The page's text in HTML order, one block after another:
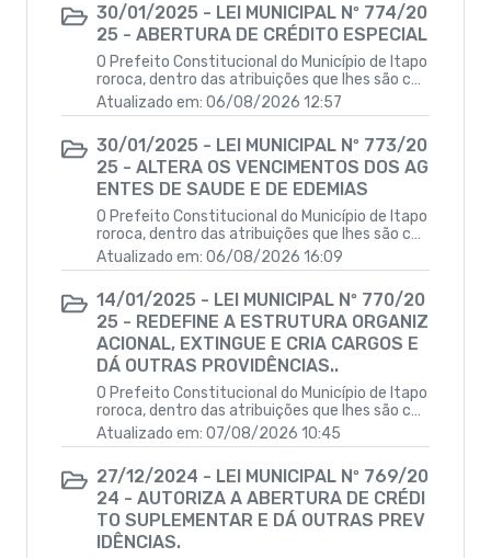
PPA - Plano Purianual
QDD - Quadro de Detalhamento da Despesa
RGF - Relatório de Gestão Fiscal
RREO - Relatório Resumido de Execução
Orçamentária
Emendas Parlamentares
30/01/2025 - LEI MUNICIPAL Nº 774/20
25 - ABERTURA DE CRÉDITO ESPECIAL
O Prefeito Constitucional do Município de Itapo
roroca, dentro das atribuições que lhes são cab
íveis, faz saber que a Câmara Municipal aprovo
u e ele sanciona a seguinte Lei:Autoriza a abert
ura de Crédito especial no orçamento do exerc
ício de 2025 e dá outras providências.
Atualizado em: 06/08/2026 12:57
30/01/2025 - LEI MUNICIPAL Nº 773/20
25 - ALTERA OS VENCIMENTOS DOS AG
ENTES DE SAUDE E DE EDEMIAS
O Prefeito Constitucional do Município de Itapo
roroca, dentro das atribuições que lhes são cab
íveis, faz saber que a Câmara Municipal aprovo
u e ele sanciona a seguinte Lei: ALTERA OS VEN
CIMENTOS DOS AGENTES COMUNITÁRIOS DE SA
ÚDE E AGENTES DE COMBATES ÀS ENDEMIAS E
DÁ OUTRAS PROVIDÊNCIAS.
Atualizado em: 06/08/2026 16:09
14/01/2025 - LEI MUNICIPAL Nº 770/20
25 - REDEFINE A ESTRUTURA ORGANIZ
ACIONAL, EXTINGUE E CRIA CARGOS E
DÁ OUTRAS PROVIDÊNCIAS..
O Prefeito Constitucional do Município de Itapo
roroca, dentro das atribuições que lhes são cab
íveis, faz saber que a Câmara Municipal aprovo
u e ele sanciona a seguinte Lei:Redefine a Estru
tura Organizacional do Município de Itapororoc
a, extingue e cria cargos e dá outras providênci
as.
Atualizado em: 07/08/2026 10:45
27/12/2024 - LEI MUNICIPAL Nº 769/20
24 - AUTORIZA A ABERTURA DE CRÉDI
TO SUPLEMENTAR E DÁ OUTRAS PREV
IDÊNCIAS.